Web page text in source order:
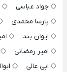
جواد عباسی
پارسا محمدی
ایوان بند
امیر رمضانی
ابی عالی